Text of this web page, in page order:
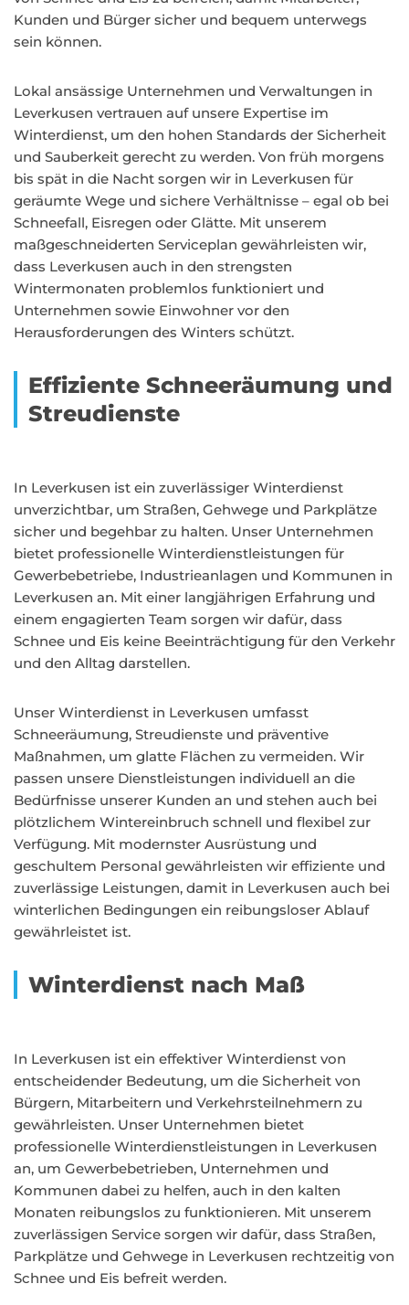
Kunden und Bürger sicher und bequem unterwegs
sein können.
Lokal ansässige Unternehmen und Verwaltungen in
Leverkusen vertrauen auf unsere Expertise im
Winterdienst, um den hohen Standards der Sicherheit
und Sauberkeit gerecht zu werden. Von früh morgens
bis spät in die Nacht sorgen wir in Leverkusen für
geräumte Wege und sichere Verhältnisse – egal ob bei
Schneefall, Eisregen oder Glätte. Mit unserem
maßgeschneiderten Serviceplan gewährleisten wir,
dass Leverkusen auch in den strengsten
Wintermonaten problemlos funktioniert und
Unternehmen sowie Einwohner vor den
Herausforderungen des Winters schützt.
Effiziente Schneeräumung und
Streudienste
In Leverkusen ist ein zuverlässiger Winterdienst
unverzichtbar, um Straßen, Gehwege und Parkplätze
sicher und begehbar zu halten. Unser Unternehmen
bietet professionelle Winterdienstleistungen für
Gewerbebetriebe, Industrieanlagen und Kommunen in
Leverkusen an. Mit einer langjährigen Erfahrung und
einem engagierten Team sorgen wir dafür, dass
Schnee und Eis keine Beeinträchtigung für den Verkehr
und den Alltag darstellen.
Unser Winterdienst in Leverkusen umfasst
Schneeräumung, Streudienste und präventive
Maßnahmen, um glatte Flächen zu vermeiden. Wir
passen unsere Dienstleistungen individuell an die
Bedürfnisse unserer Kunden an und stehen auch bei
plötzlichem Wintereinbruch schnell und flexibel zur
Verfügung. Mit modernster Ausrüstung und
geschultem Personal gewährleisten wir effiziente und
zuverlässige Leistungen, damit in Leverkusen auch bei
winterlichen Bedingungen ein reibungsloser Ablauf
gewährleistet ist.
Winterdienst nach Maß
In Leverkusen ist ein effektiver Winterdienst von
entscheidender Bedeutung, um die Sicherheit von
Bürgern, Mitarbeitern und Verkehrsteilnehmern zu
gewährleisten. Unser Unternehmen bietet
professionelle Winterdienstleistungen in Leverkusen
an, um Gewerbebetrieben, Unternehmen und
Kommunen dabei zu helfen, auch in den kalten
Monaten reibungslos zu funktionieren. Mit unserem
zuverlässigen Service sorgen wir dafür, dass Straßen,
Parkplätze und Gehwege in Leverkusen rechtzeitig von
Schnee und Eis befreit werden.